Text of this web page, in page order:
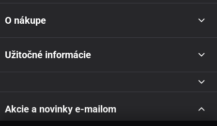
O nákupe
Užitočné informácie
Akcie a novinky e-mailom